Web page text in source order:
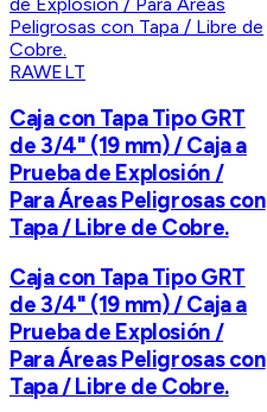
RAWELT
Caja con Tapa Tipo GRT
de 3/4" (19 mm) / Caja a
Prueba de Explosión /
Para Áreas Peligrosas con
Tapa / Libre de Cobre.
Caja con Tapa Tipo GRT
de 3/4" (19 mm) / Caja a
Prueba de Explosión /
Para Áreas Peligrosas con
Tapa / Libre de Cobre.